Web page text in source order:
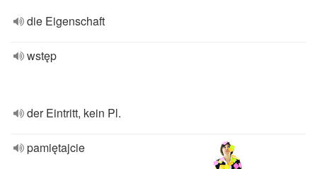
die Eigenschaft
wstęp
der Eintritt, kein Pl.
pamiętajcie